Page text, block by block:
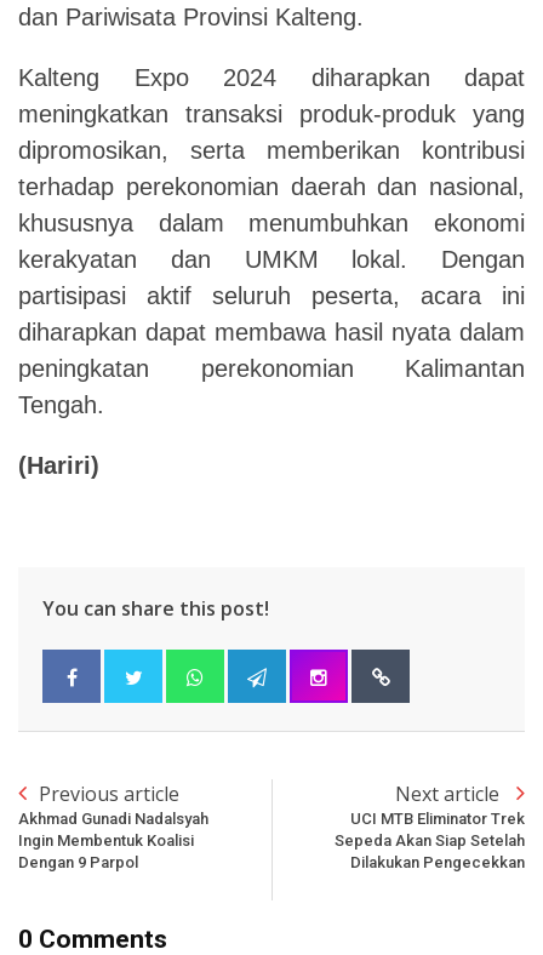
dan Pariwisata Provinsi Kalteng.
Kalteng Expo 2024 diharapkan dapat
meningkatkan transaksi produk-produk yang
dipromosikan, serta memberikan kontribusi
terhadap perekonomian daerah dan nasional,
khususnya dalam menumbuhkan ekonomi
kerakyatan dan UMKM lokal. Dengan
partisipasi aktif seluruh peserta, acara ini
diharapkan dapat membawa hasil nyata dalam
peningkatan perekonomian Kalimantan
Tengah.
(Hariri)
You can share this post!
Previous article
Akhmad Gunadi Nadalsyah
Ingin Membentuk Koalisi
Dengan 9 Parpol
Next article
UCI MTB Eliminator Trek
Sepeda Akan Siap Setelah
Dilakukan Pengecekkan
0 Comments